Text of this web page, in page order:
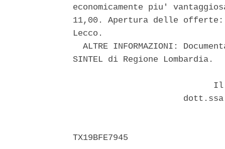
economicamente piu'
11,00. Apertura delle offerte:
Lecco.
ALTRE INFORMAZIONI:
SINTEL di Regione Lombardia.